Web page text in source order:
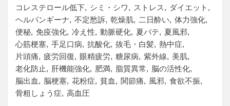
コレステロール低下
シミ・シワ ストレス
ダイエット
ヘルパンギーナ
不定愁訴 乾燥肌 二日酔い
体力強化
便秘 免疫強化 冷え性 動脈硬化 夏バテ
夏風邪
心筋梗塞 手足口病 抗酸化 抜毛・白髪 熱中症
片頭痛
疲労回復 眼精疲労 糖尿病 紫外線
美肌
老化防止
肝機能強化 肥満 脂質異常
脳の活性化
脳出血
脳梗塞 花粉症 貧血 関節痛 風邪 食欲不振
骨粗しょう症
高血圧